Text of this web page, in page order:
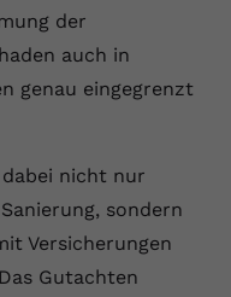
der
auch in
genau eingegrenzt
nicht nur
sondern
Versicherungen
Gutachten